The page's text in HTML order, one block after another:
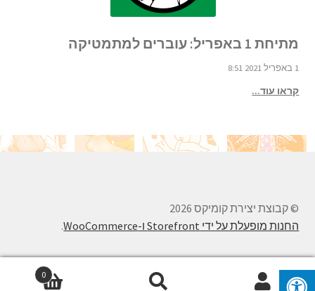
מתיחת 1 באפריל: עוברים למתמטיקה
1 באפריל 2021 8:51
קראו עוד...
© קבוצת יצירת קומיקס 2026
החנות מופעלת על ידי Storefront ו-WooCommerce
.
0